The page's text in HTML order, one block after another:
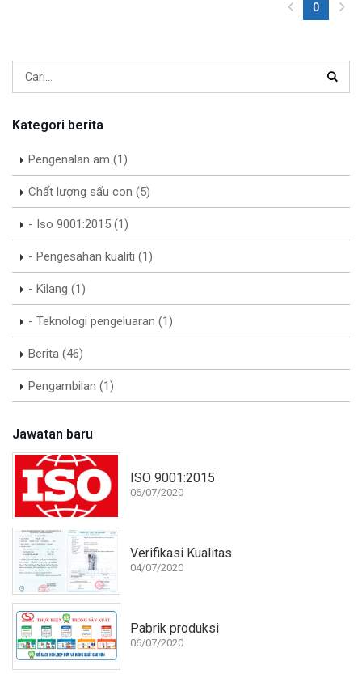
0(current)
Kategori berita
Pengenalan am (1)
Chất lượng sấu con (5)
- Iso 9001:2015 (1)
- Pengesahan kualiti (1)
- Kilang (1)
- Teknologi pengeluaran (1)
Berita (46)
Pengambilan (1)
Jawatan baru
ISO 9001:2015
06/07/2020
Verifikasi Kualitas
04/07/2020
Pabrik produksi
06/07/2020